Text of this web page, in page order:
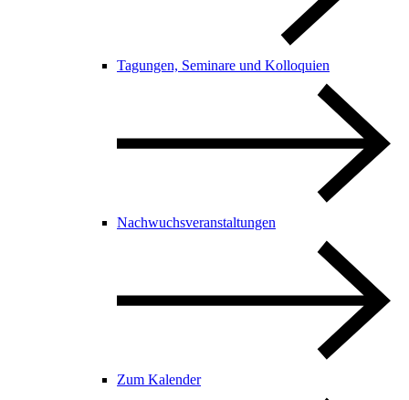
Tagungen, Seminare und Kolloquien
Nachwuchsveranstaltungen
Zum Kalender